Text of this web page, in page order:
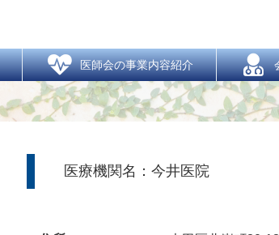
  医師会の事業内容紹介
医療機関
医療機関名：今井医院